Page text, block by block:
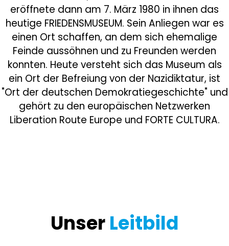
eröffnete dann am 7. März 1980 in ihnen das
heutige FRIEDENSMUSEUM. Sein Anliegen war es
einen Ort schaffen, an dem sich ehemalige
Feinde aussöhnen und zu Freunden werden
konnten. Heute versteht sich das Museum als
ein Ort der Befreiung von der Nazidiktatur, ist
"Ort der deutschen Demokratiegeschichte" und
gehört zu den europäischen Netzwerken
Liberation Route Europe und FORTE CULTURA.
UnserLeitbild